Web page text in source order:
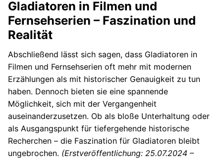
Gladiatoren in Filmen und
Fernsehserien – Faszination und
Realität
Abschließend lässt sich sagen, dass Gladiatoren in
Filmen und Fernsehserien oft mehr mit modernen
Erzählungen als mit historischer Genauigkeit zu tun
haben. Dennoch bieten sie eine spannende
Möglichkeit, sich mit der Vergangenheit
auseinanderzusetzen. Ob als bloße Unterhaltung oder
als Ausgangspunkt für tiefergehende historische
Recherchen – die Faszination für Gladiatoren bleibt
ungebrochen. (Erstveröffentlichung: 25.07.2024 –